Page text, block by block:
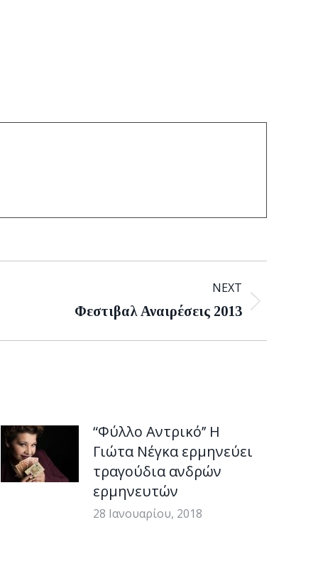
NEXT
Φεστιβαλ Αναιρέσεις 2013
“Φύλλο Aντρικό’’ Η
Γιώτα Νέγκα ερμηνεύει
τραγούδια ανδρών
ερμηνευτών
28 Ιανουαρίου, 2018